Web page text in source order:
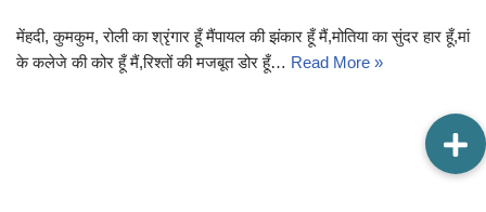
मेंहदी, कुमकुम, रोली का श्रृंगार हूँ मैंपायल की झंकार हूँ मैं,मोतिया का सुंदर हार हूँ,मां
के कलेजे की कोर हूँ मैं,रिश्तों की मजबूत डोर हूँ… Read More »